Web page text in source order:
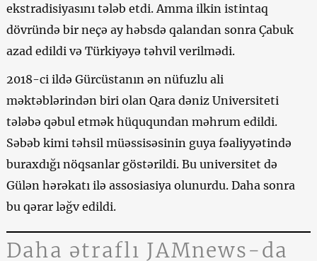
ekstradisiyasını tələb etdi. Amma ilkin istintaq
dövründə bir neçə ay həbsdə qalandan sonra Çabuk
azad edildi və Türkiyəyə təhvil verilmədi.
2018-ci ildə Gürcüstanın ən nüfuzlu ali
məktəblərindən biri olan Qara dəniz Universiteti
tələbə qəbul etmək hüququndan məhrum edildi.
Səbəb kimi təhsil müəssisəsinin guya fəaliyyətində
buraxdığı nöqsanlar göstərildi. Bu universitet də
Gülən hərəkatı ilə assosiasiya olunurdu. Daha sonra
bu qərar ləğv edildi.
Daha ətraflı JAMnews-da